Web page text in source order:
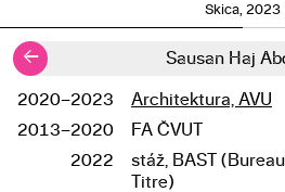
Sausan Haj
←
Skica, 2023
Studium
2020–2023
Architektura, AVU
2013–2020
FA ČVUT
2022
stáž, BAST
Titre)